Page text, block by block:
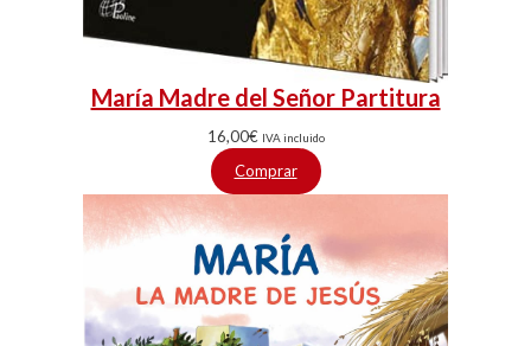
María Madre del Señor Partitura
16,00€ IVA incluido
Comprar